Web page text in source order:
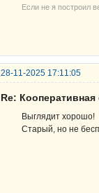
Если не я построил
28-11-2025 17:11:05
Re: Кооперативная
Выглядит хорошо!
Старый, но не